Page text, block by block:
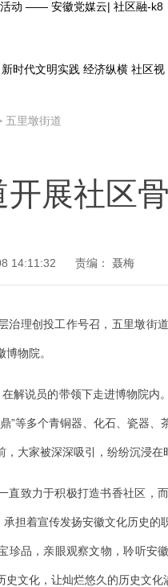
活动 —— 安徽党媒云| 社区融-k8
新时代文明实践 经济纵横 社区视
五里墩街道
展社区
14:11:32 责编： 聂梅
治理创投工作号召，五里墩街
物院。
在解说员的带领下走进博物院
”等多个青铜器、化石、瓷器
，大家被深深吸引，纷纷沉浸
直致力于积极打造书香社区，
承担着宣传发扬安徽文化历史
珍品，亲眼观察文物，聆听安
史文化，让灿烂悠久的历史文